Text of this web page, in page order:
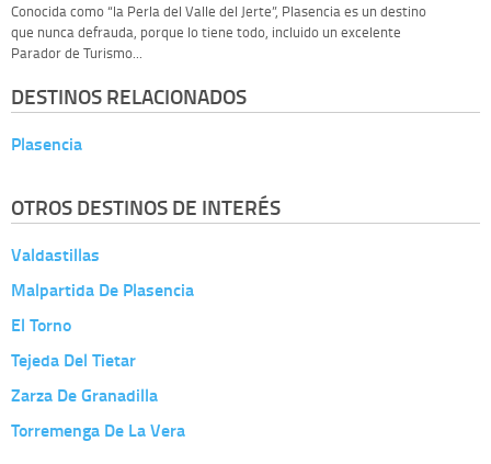
Conocida como “la Perla del Valle del Jerte”, Plasencia es un destino
que nunca defrauda, porque lo tiene todo, incluido un excelente
Parador de Turismo...
DESTINOS RELACIONADOS
Plasencia
OTROS DESTINOS DE INTERÉS
Valdastillas
Malpartida De Plasencia
El Torno
Tejeda Del Tietar
Zarza De Granadilla
Torremenga De La Vera